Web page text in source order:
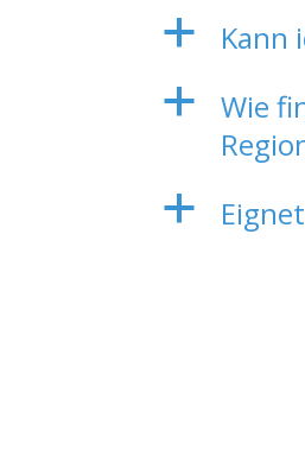
a Kann
a
Wie
a